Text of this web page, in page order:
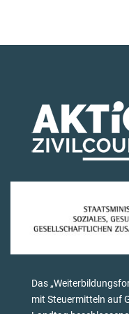
Das
mit Steuermitteln auf